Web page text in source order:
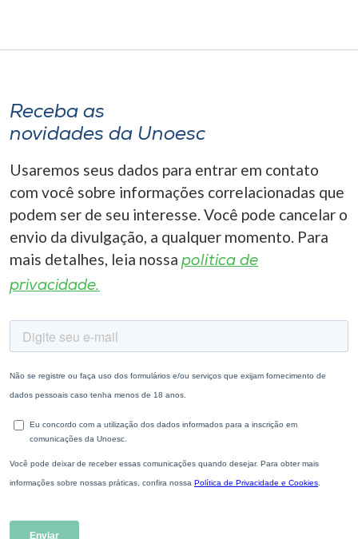
Receba as
novidades da Unoesc
Usaremos seus dados para entrar em contato
com você sobre informações correlacionadas que
podem ser de seu interesse. Você pode cancelar o
envio da divulgação, a qualquer momento. Para
mais detalhes, leia nossa política de
privacidade.